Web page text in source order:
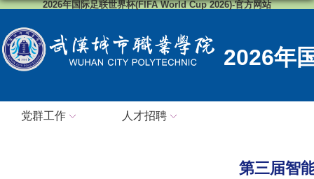
2026年国际足联世界杯(FIFA World Cup 2026)-官方网站
2026年
党群工作 人才招聘
第三届智